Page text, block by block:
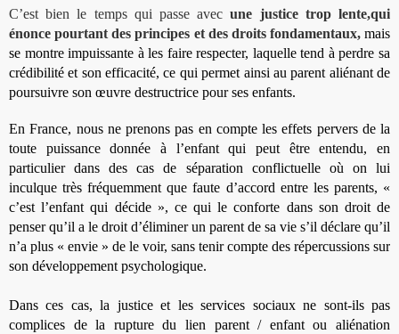
C’est bien le temps qui passe avecune justice trop lente,qui
énonce pourtant des principes et des droits fondamentaux,mais
se montre impuissante à les faire respecter, laquelle tend à perdre sa
crédibilité et son efficacité, ce qui permet ainsi au parent aliénant de
poursuivre son œuvre destructrice pour ses enfants.
En France, nous ne prenons pas en compte les effets pervers de la
toute puissance donnée à l’enfant qui peut être entendu, en
particulier dans des cas de séparation conflictuelle où on lui
inculque très fréquemment que faute d’accord entre les parents, «
c’est l’enfant qui décide », ce qui le conforte dans son droit de
penser qu’il a le droit d’éliminer un parent de sa vie s’il déclare qu’il
n’a plus « envie » de le voir, sans tenir compte des répercussions sur
son développement psychologique.
Dans ces cas, la justice et les services sociaux ne sont-ils pas
complices de la rupture du lien parent / enfant ou aliénation